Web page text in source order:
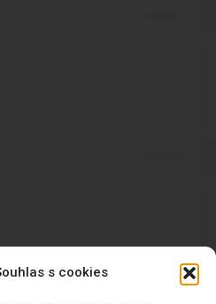
s cookies